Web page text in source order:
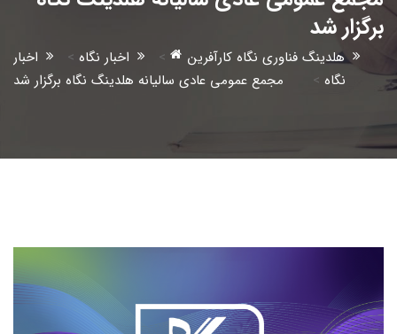
برگزار شد
هلدینگ فناوری نگاه کارآفرین > اخبار نگاه >
اخبار
نگاه > مجمع عمومی عادی سالیانه هلدینگ نگاه برگزار شد